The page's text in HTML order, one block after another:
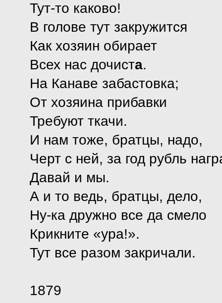
Тут-то каково!
В голове тут закружится
Как хозяин обирает
Всех нас дочиста.
На Канаве забастовка;
От хозяина прибавки
Требуют ткачи.
И нам тоже, братцы, надо,
Черт с ней, за год рубль
Давай и мы.
А и то ведь, братцы, дело,
Ну-ка дружно все да смело
Крикните «ура!».
Тут все разом закричали.
1879